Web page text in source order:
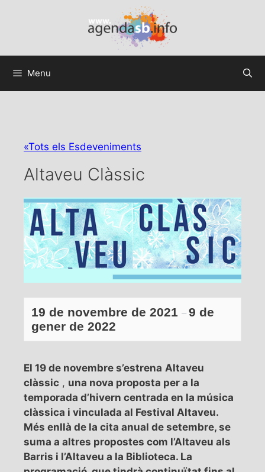
Menu
«Tots els Esdeveniments
Altaveu Clàssic
19 de novembre de 2021 – 9 de
gener de 2022
El 19 de novembre s’estrena Altaveu
clàssic , una nova proposta per a la
temporada d’hivern centrada en la música
clàssica i vinculada al Festival Altaveu.
Més enllà de la cita anual de setembre, se
suma a altres propostes com l’Altaveu als
Barris i l’Altaveu a la Biblioteca. La